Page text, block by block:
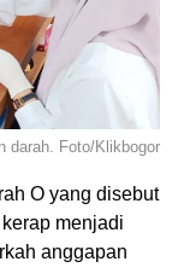
darah. Foto/Klikbogor
O yang disebut
menjadi
anggapan